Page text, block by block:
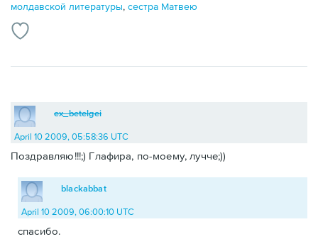
молдавской литературы, сестра Матвею
ex_betelgei
April 10 2009, 05:58:36 UTC
Поздравляю!!!;) Глафира, по-моему, лучче;))
blackabbat
April 10 2009, 06:00:10 UTC
спасибо.